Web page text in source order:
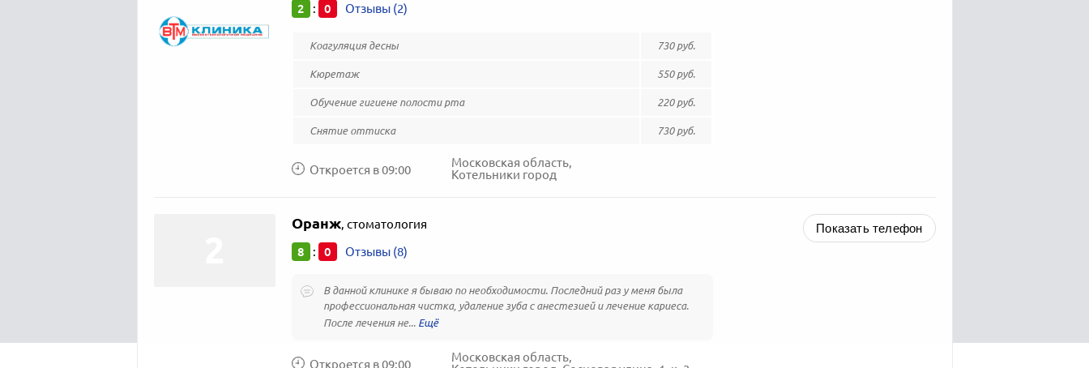
2 : 0 Отзывы (2)
Коагуляция десны 730 руб.
Кюретаж 550 руб.
Обучение гигиене полости рта 220 руб.
Снятие оттиска 730 руб.
Откроется в 09:00
Московская область,
Котельники город
Оранж, стоматология
8 : 0 Отзывы (8)
В данной клинике я бываю по необходимости. Последний раз у меня была
профессиональная чистка, удаление зуба с анестезией и лечение кариеса.
После лечения не...
Откроется в 09:00
Московская область,
Показать телефон